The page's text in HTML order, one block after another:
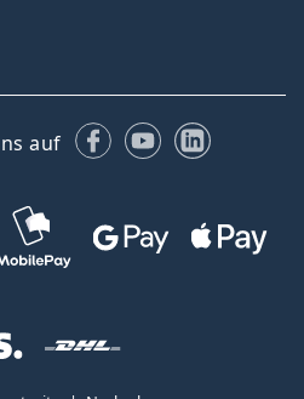
auf Facebook
YouTubeLinkedIn